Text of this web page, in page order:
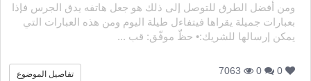
ومن أفضل الطرق للتوصل إلى ذلك هو جعل هاتفه يدق الجرس فإذا
بعبارات جميلة يقراها فيتفاءل طيلة اليوم ومن هذه العبارات التي
يمكن إرسالها للشريك:• حظّ موفّق: قب ...
0
0
7063 تفاصيل الموضوع